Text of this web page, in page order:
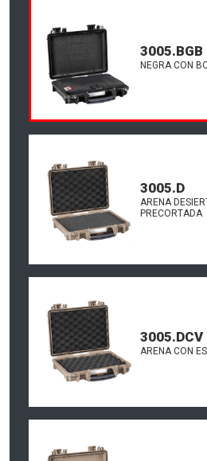
3005.BGB
NEGRA CON
3005.D
ARENA
PRECORTADA
3005.DCV
ARENA CON